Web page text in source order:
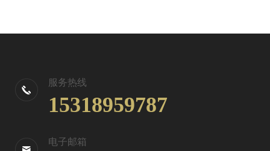
服务热线
15318959787
电子邮箱